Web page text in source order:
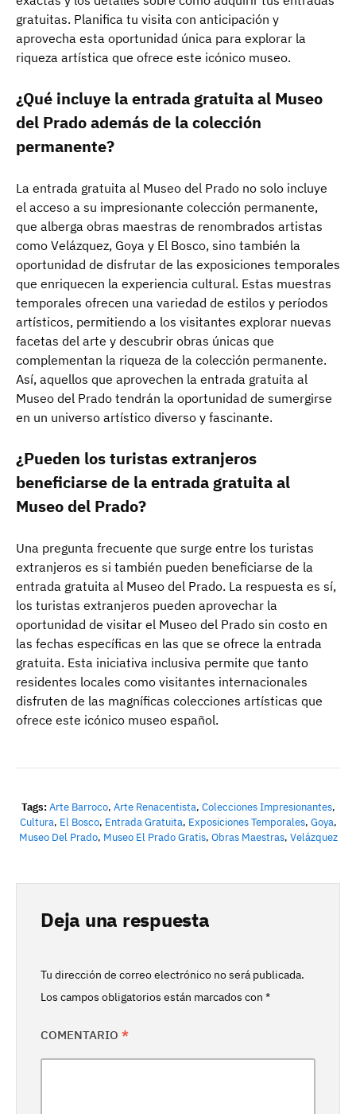
gratuitas. Planifica tu visita con anticipación y
aprovecha esta oportunidad única para explorar la
riqueza artística que ofrece este icónico museo.
¿Qué incluye la entrada gratuita al Museo
del Prado además de la colección
permanente?
La entrada gratuita al Museo del Prado no solo incluye
el acceso a su impresionante colección permanente,
que alberga obras maestras de renombrados artistas
como Velázquez, Goya y El Bosco, sino también la
oportunidad de disfrutar de las exposiciones temporales
que enriquecen la experiencia cultural. Estas muestras
temporales ofrecen una variedad de estilos y períodos
artísticos, permitiendo a los visitantes explorar nuevas
facetas del arte y descubrir obras únicas que
complementan la riqueza de la colección permanente.
Así, aquellos que aprovechen la entrada gratuita al
Museo del Prado tendrán la oportunidad de sumergirse
en un universo artístico diverso y fascinante.
¿Pueden los turistas extranjeros
beneficiarse de la entrada gratuita al
Museo del Prado?
Una pregunta frecuente que surge entre los turistas
extranjeros es si también pueden beneficiarse de la
entrada gratuita al Museo del Prado. La respuesta es sí,
los turistas extranjeros pueden aprovechar la
oportunidad de visitar el Museo del Prado sin costo en
las fechas específicas en las que se ofrece la entrada
gratuita. Esta iniciativa inclusiva permite que tanto
residentes locales como visitantes internacionales
disfruten de las magníficas colecciones artísticas que
ofrece este icónico museo español.
Tags: Arte Barroco, Arte Renacentista, Colecciones Impresionantes,
Cultura, El Bosco, Entrada Gratuita, Exposiciones Temporales, Goya,
Museo Del Prado, Museo El Prado Gratis, Obras Maestras, Velázquez
Deja una respuesta
Tu dirección de correo electrónico no será publicada.
Los campos obligatorios están marcados con *
COMENTARIO *